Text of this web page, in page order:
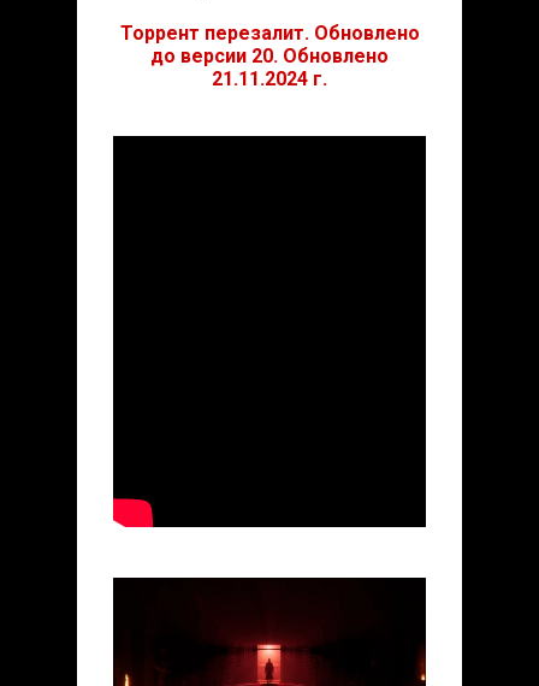
Торрент перезалит. Обновлено
до версии 20. Обновлено
21.11.2024 г.